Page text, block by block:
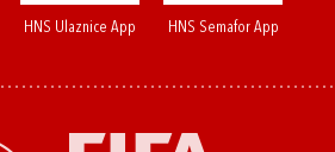
HNS Ulaznice App HNS Semafor App